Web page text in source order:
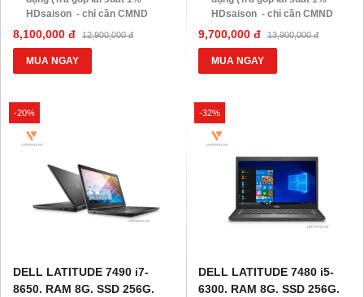
HDsaison - chỉ cần CMND
BLX hoặc hộ khẩu gốc )
Giảm 20%khi nâng cấp Ram-
SSD
Giảm giá trực tiếp đối với
10.000 Voucher Giảm
Giá 500.000đ
8,100,000 đ 12,900,000 đ
MUA NGAY
HDsaison - chỉ cần CMND
BLX hoặc hộ khẩu gốc )
Giảm 20%khi nâng cấp Ram-
SSD
Giảm giá trực tiếp đối với
10.000 Voucher Giảm
Giá 500.000đ
9,700,000 đ 13,900,000 đ
MUA NGAY
-20%
DELL LATITUDE 7490 i7-
8650. RAM 8G. SSD 256G.
-32%
DELL LATITUDE 7480 i5-
6300. RAM 8G. SSD 256G.